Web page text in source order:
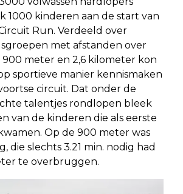
1000 kinderen aan de start van
Run. Verdeeld over
met afstanden over
meter en 2,6 kilometer kon
sportieve manier kennismaken
circuit. Dat onder de
talentjes rondlopen bleek
van de kinderen die als eerste
Op de 900 meter was
die slechts 3.21 min. nodig had
te overbruggen.